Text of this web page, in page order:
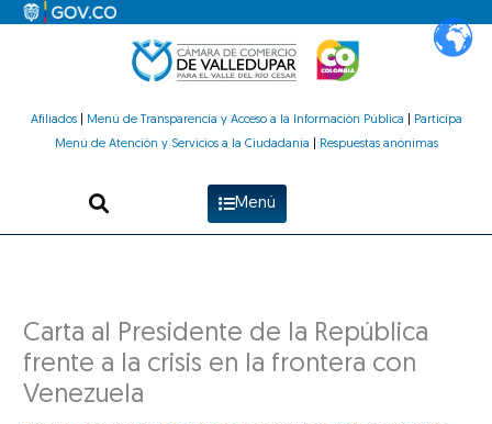
Afiliados| Menú de Transparencia y Acceso a la Información Pública
Participa
Menú de Atención y Servicios a la Ciudadanía
Respuestas anónimas
Menú
Carta al Presidente de la República
frente a la crisis en la frontera con
Venezuela